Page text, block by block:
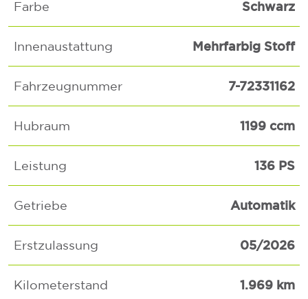
Farbe Schwarz
Innenaustattung Mehrfarbig Stoff
Fahrzeugnummer 7-72331162
Hubraum 1199 ccm
Leistung 136 PS
Getriebe Automatik
Erstzulassung 05/2026
Kilometerstand 1.969 km